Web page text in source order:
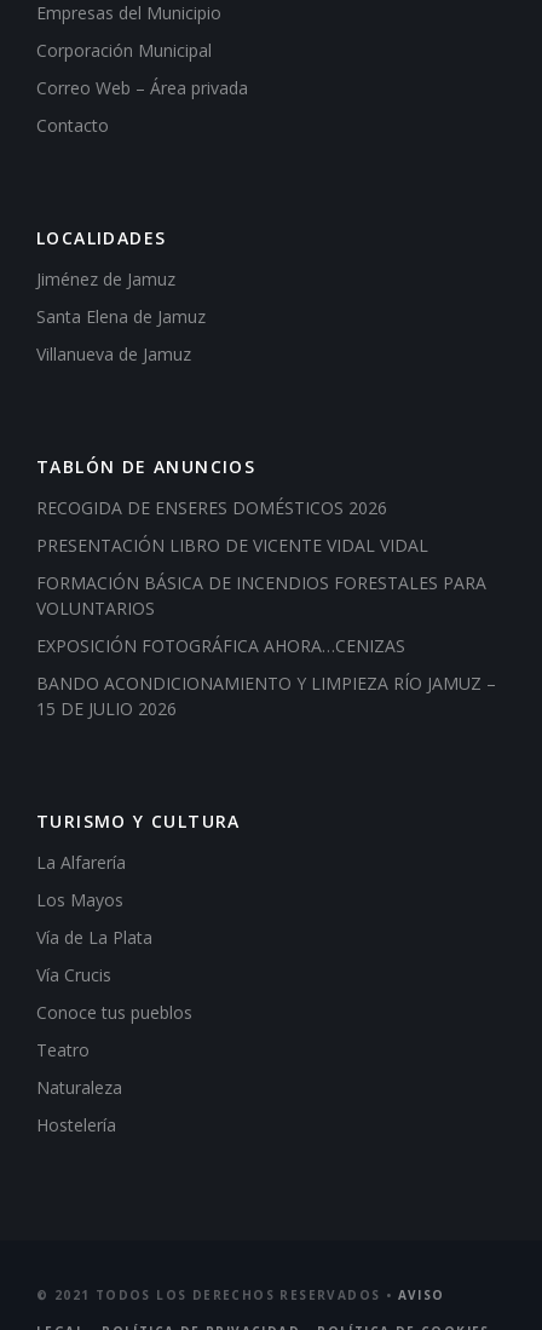
Empresas del Municipio
Corporación Municipal
Correo Web – Área privada
Contacto
LOCALIDADES
Jiménez de Jamuz
Santa Elena de Jamuz
Villanueva de Jamuz
TABLÓN DE ANUNCIOS
RECOGIDA DE ENSERES DOMÉSTICOS 2026
PRESENTACIÓN LIBRO DE VICENTE VIDAL VIDAL
FORMACIÓN BÁSICA DE INCENDIOS FORESTALES PARA
VOLUNTARIOS
EXPOSICIÓN FOTOGRÁFICA AHORA…CENIZAS
BANDO ACONDICIONAMIENTO Y LIMPIEZA RÍO JAMUZ –
15 DE JULIO 2026
TURISMO Y CULTURA
La Alfarería
Los Mayos
Vía de La Plata
Vía Crucis
Conoce tus pueblos
Teatro
Naturaleza
Hostelería
© 2021 TODOS LOS DERECHOS RESERVADOS • AVISO